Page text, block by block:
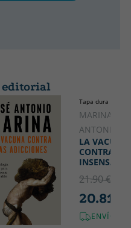
editorial
Tapa dura
MARINA,
ANTONIO
LA VACUNA
CONTRA LA
INSENSATEZ
21.90 €
20.81 €
ENVÍO